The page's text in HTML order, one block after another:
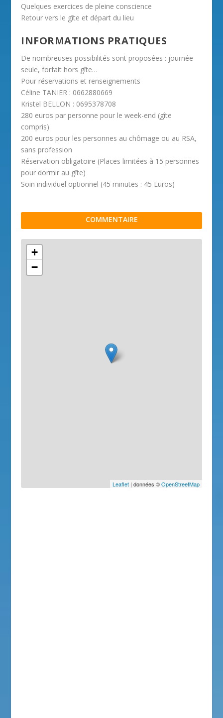
Quelques exercices de pleine conscience
Retour vers le gîte et départ du lieu
INFORMATIONS PRATIQUES
De nombreuses possibilités sont proposées : journée
seule, forfait hors gîte…
Pour réservations et renseignements
Céline TANIER : 0662880669
Kristel BELLON : 0695378708
280 euros par personne pour le week-end (gîte
compris)
200 euros pour les personnes au chômage ou au RSA,
sans profession
Réservation obligatoire (Places limitées à 15 personnes
pour dormir au gîte)
Soin individuel optionnel (45 minutes : 45 Euros)
COMMENTAIRE
+
−
Leaflet| données ©OpenStreetMap